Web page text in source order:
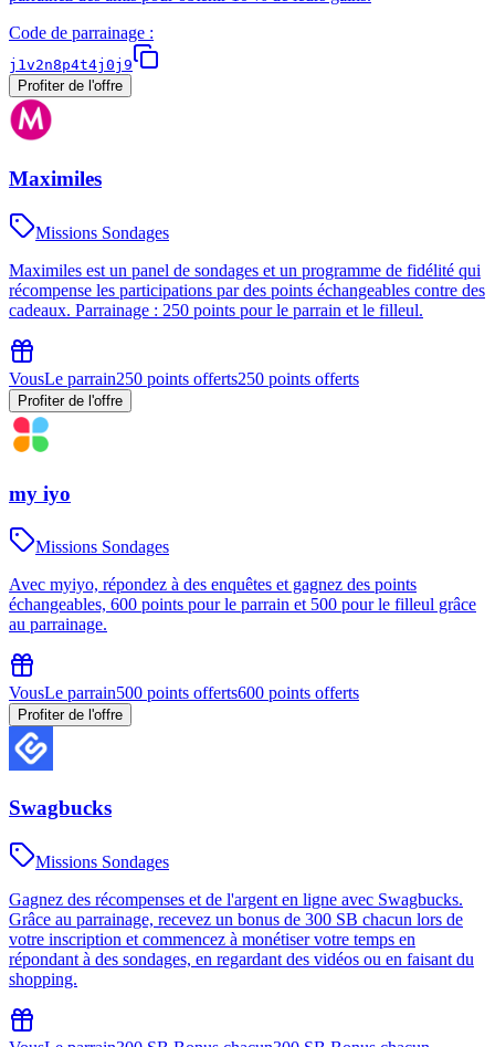
Code de parrainage :
j1v2n8p4t4j0j9
Profiter de l'offre
Maximiles
Missions Sondages
Maximiles est un panel de sondages et un programme de fidélité qui
récompense les participations par des points échangeables contre des
cadeaux. Parrainage : 250 points pour le parrain et le filleul.
VousLe parrain250 points offerts250 points offerts
Profiter de l'offre
my iyo
Missions Sondages
Avec myiyo, répondez à des enquêtes et gagnez des points
échangeables, 600 points pour le parrain et 500 pour le filleul grâce
au parrainage.
VousLe parrain500 points offerts600 points offerts
Profiter de l'offre
Swagbucks
Missions Sondages
Gagnez des récompenses et de l'argent en ligne avec Swagbucks.
Grâce au parrainage, recevez un bonus de 300 SB chacun lors de
votre inscription et commencez à monétiser votre temps en
répondant à des sondages, en regardant des vidéos ou en faisant du
shopping.